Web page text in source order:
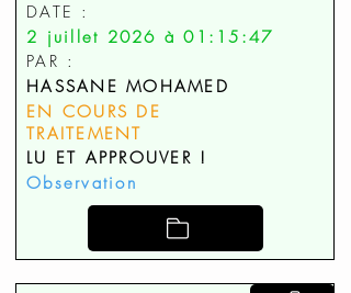
DATE :
2 juillet 2026 à 01:15:47
PAR :
HASSANE MOHAMED
EN COURS DE
TRAITEMENT
LU ET APPROUVER !
Observation